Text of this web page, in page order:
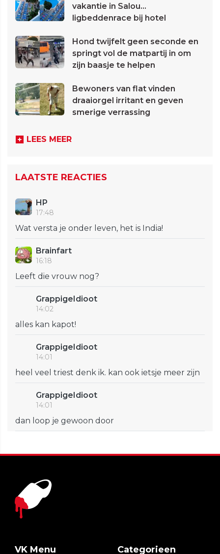
vakantie in Salou...
ligbeddenrace bij hotel
Hond twijfelt geen seconde en
springt vol de matpartij in om
zijn baasje te helpen
Bewoners van flat vinden
draaiorgel irritant en geven
smerige verrassing
LEES MEER
LAATSTE REACTIES
HP
17:48
Wat versta je onder leven, het is India!
Brainfart
16:18
Leeft die vrouw nog?
GrappigeIdioot
14:02
alles kan kapot!
GrappigeIdioot
14:01
heel veel triest denk ik. kan ook ietsje meer zijn
GrappigeIdioot
14:01
dan loop je gewoon door
VK Menu Categorieen